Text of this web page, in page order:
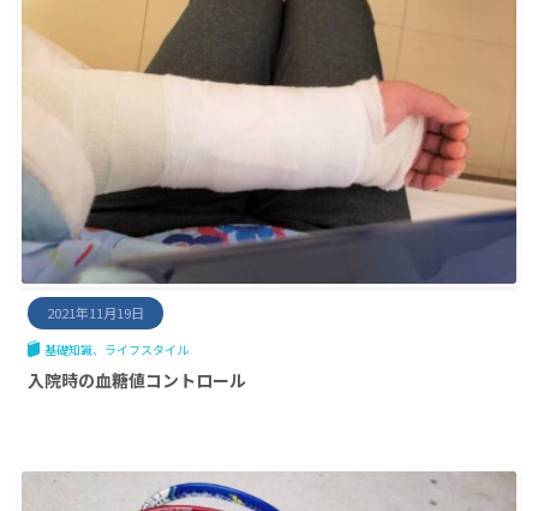
2021年11月19日
基礎知識 ライフスタイル
入院時の血糖値コントロール